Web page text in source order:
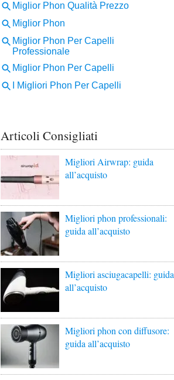
Articoli Consigliati
Migliori Airwrap: guida
all’acquisto
Migliori phon professionali:
guida all’acquisto
Migliori asciugacapelli: guida
all’acquisto
Migliori phon con diffusore:
guida all’acquisto